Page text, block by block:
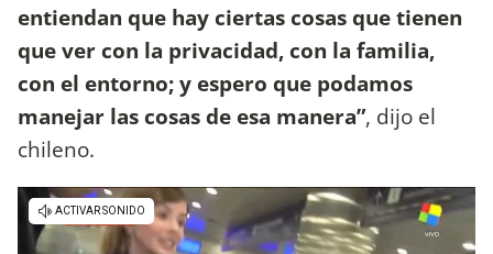
entiendan que hay ciertas cosas que tienen
que ver con la privacidad, con la familia,
con el entorno; y espero que podamos
manejar las cosas de esa manera”, dijo el
chileno.